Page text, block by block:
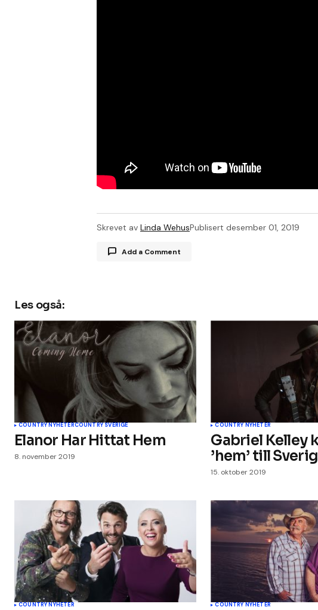
Skrevet av Linda WehusPublisert desember 01, 2019
Add a Comment
*
Les også:
COUNTRY NYHETERCOUNTRY SVERIGE
Elanor Har Hittat Hem
8. november 2019
COUNTRY NYHETER
Gabriel Kelley
’hem’ till
15. oktober 2019
COUNTRY NYHETER COUNTRY NYHETER